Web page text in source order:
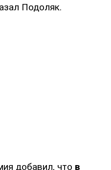
Подоляк.
добавил, что в